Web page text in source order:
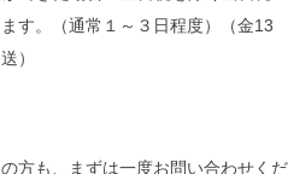
。（通常１～３日程度）（金13
）
方も、まずは一度お問い合わせくだ